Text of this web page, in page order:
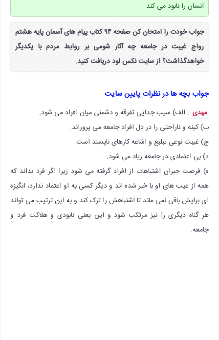
انسان را نابود می کند .
جواب خودت را امتحان کن صفحه ۹۴ کتاب پیام های آسمان پایه هشتم
رواج غیبت در جامعه چه آثار شومی بر روابط مردم با یکدیگر
خواهدگذاشت؟ از سایت نکس لود دریافت کنید.
جواب بچه ها در نظرات پایین سایت
مهدی : الف) سیب جدایی تفرقه و دشمنی میان افراد می شود.
ب) کینه و ناراحتی را در دل افراد جامعه می پروراند.
ج) غیبت نوعی تبلیع و اشاعه کارهای ناپسند است.
د) بی اعتمادی در جامعه زیاد می شود.
ه) فرصت جبران اشتباهات از افراد گرفته می شود زیرا اگر فرد بداند که
همه از عیب های او با خبر شده اند و دیگر کسی به او اعتماد ندارد، انگیزه
ای برایش باقی نمی ماند تا اشتباهش را ترک کند و به این ترتیب می تواند
هر گناه دیگری را نیز مرتکب شود و این یعنی نابودی و هلاکت فرد و
جامعه.